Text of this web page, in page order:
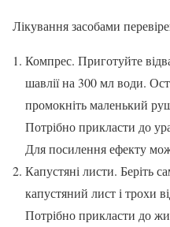
Лікування засобами
Компрес. Приготуйте
шавлії на 300 мл води.
промокніть маленький
Потрібно прикласти до
Для посилення ефекту
Капустяні листи. Беріть
капустяний лист і трохи
Потрібно прикласти до